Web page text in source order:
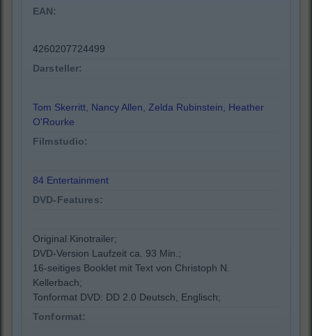
EAN:
4260207724499
Darsteller:
Tom Skerritt, Nancy Allen, Zelda Rubinstein, Heather
O'Rourke
Filmstudio:
84 Entertainment
DVD-Features:
Original Kinotrailer;
DVD-Version Laufzeit ca. 93 Min.;
16-seitiges Booklet mit Text von Christoph N.
Kellerbach;
Tonformat DVD: DD 2.0 Deutsch, Englisch;
Tonformat: